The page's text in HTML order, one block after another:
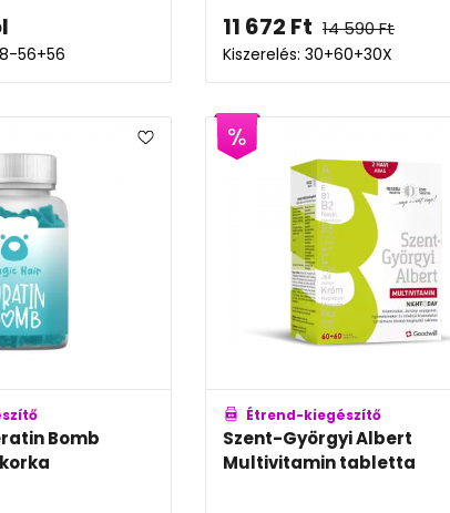
56+56
11 672 Ft 14 590Ft
Kiszerelés: 30+60+30X
Bomb
Étrend-kiegészítő
Szent-Györgyi Albert
Multivitamin tabletta